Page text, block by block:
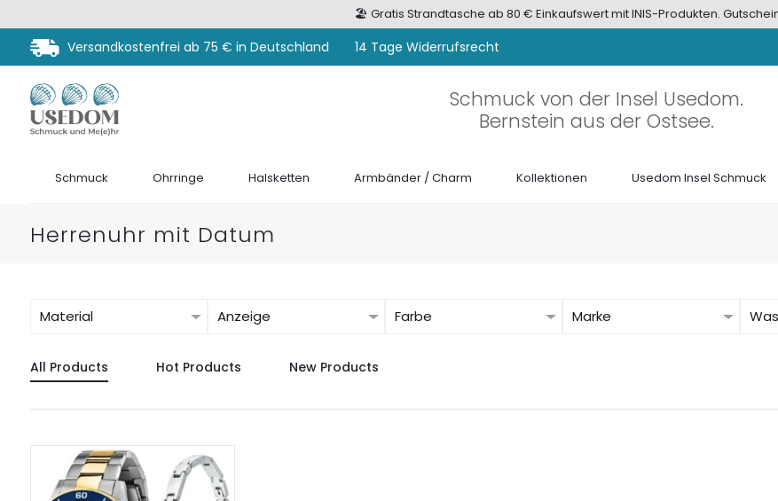
🏖️ Gratis Strandtasche ab 80 € Einkaufswert mit INIS-Produkten.
Versandkostenfrei ab 75 € in Deutschland 14 Tage Widerrufsrecht
Schmuck von der Insel Usedom.
Bernstein aus der Ostsee.
Schmuck Ohrringe Halsketten Armbänder / Charm Kollektionen Usedom Insel Schmuck
Herrenuhr mit Datum
Material Anzeige Farbe Marke
All Products Hot Products New Products